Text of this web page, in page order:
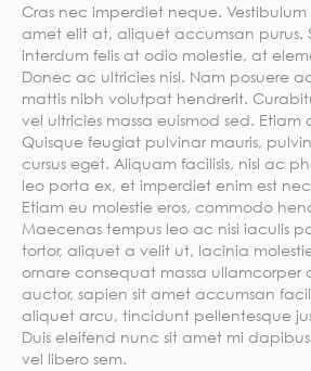
Cras nec imperdiet neque. Vestibulum
amet elit at, aliquet accumsan purus.
interdum felis at odio molestie, at
Donec ac ultricies nisl. Nam posuere
mattis nibh volutpat hendrerit.
vel ultricies massa euismod sed.
Quisque feugiat pulvinar mauris,
cursus eget. Aliquam facilisis, nisl ac
leo porta ex, et imperdiet enim est
Etiam eu molestie eros, commodo
Maecenas tempus leo ac nisi iaculis
tortor, aliquet a velit ut, lacinia
ornare consequat massa ullamcorper
auctor, sapien sit amet accumsan
aliquet arcu, tincidunt pellentesque
Duis eleifend nunc sit amet mi dapibus
vel libero sem.